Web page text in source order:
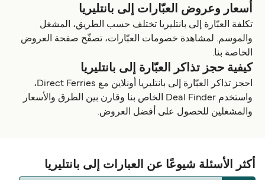
أسعار وعروض العبّارات إلى بانتليريا
تكلفة العبّارة إلى بانتليريا تختلف حسب الطريق، المشغل
والموسم. لمشاهدة خصومات العبّارات، تصفّح صفحة العروض
الخاصة بنا.
كيفية حجز تذاكر العبّارة إلى بانتليريا
احجز تذاكر العبّارة إلى بانتليريا أونلاين مع Direct Ferries،
واستخدم Deal Finder الخاص بنا وقارن بين الطرق والأسعار
والمشغلين للحصول على أفضل العروض.
أكثر الأسئلة شيوعًا عن العبارات إلى بانتليريا